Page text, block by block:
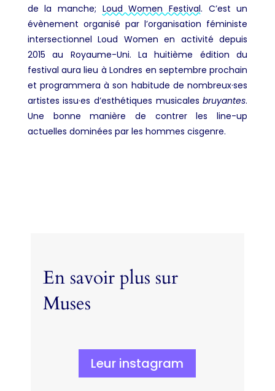
de la manche; Loud Women Festival. C’est un
évènement organisé par l’organisation féministe
intersectionnel Loud Women en activité depuis
2015 au Royaume-Uni. La huitième édition du
festival aura lieu à Londres en septembre prochain
et programmera à son habitude de nombreux·ses
artistes issu·es d’esthétiques musicalesbruyantes.
Une bonne manière de contrer les line-up
actuelles dominées par les hommes cisgenre.
En savoir plus sur
Muses
Leur instagram